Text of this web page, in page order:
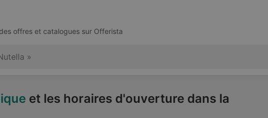
offres et catalogues sur Offerista
et les horaires d'ouverture dans la